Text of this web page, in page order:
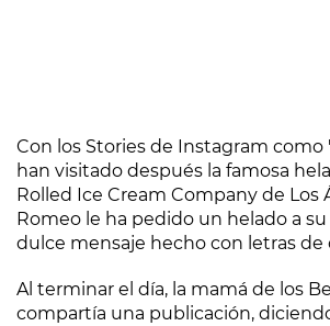
Con los Stories de Instagram como
han visitado después la famosa
Rolled Ice Cream Company de Los
Romeo le ha pedido un helado a
dulce mensaje hecho con letras de
Al terminar el día, la mamá de los
compartía una publicación,